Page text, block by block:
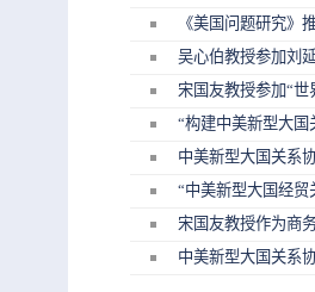
《美国问题研究》
吴心伯教授参加刘
宋国友教授参加“
“构建中美新型大
中美新型大国关系
“中美新型大国经
宋国友教授作为商
中美新型大国关系